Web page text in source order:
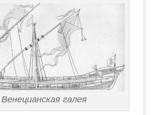
Венецианская галея